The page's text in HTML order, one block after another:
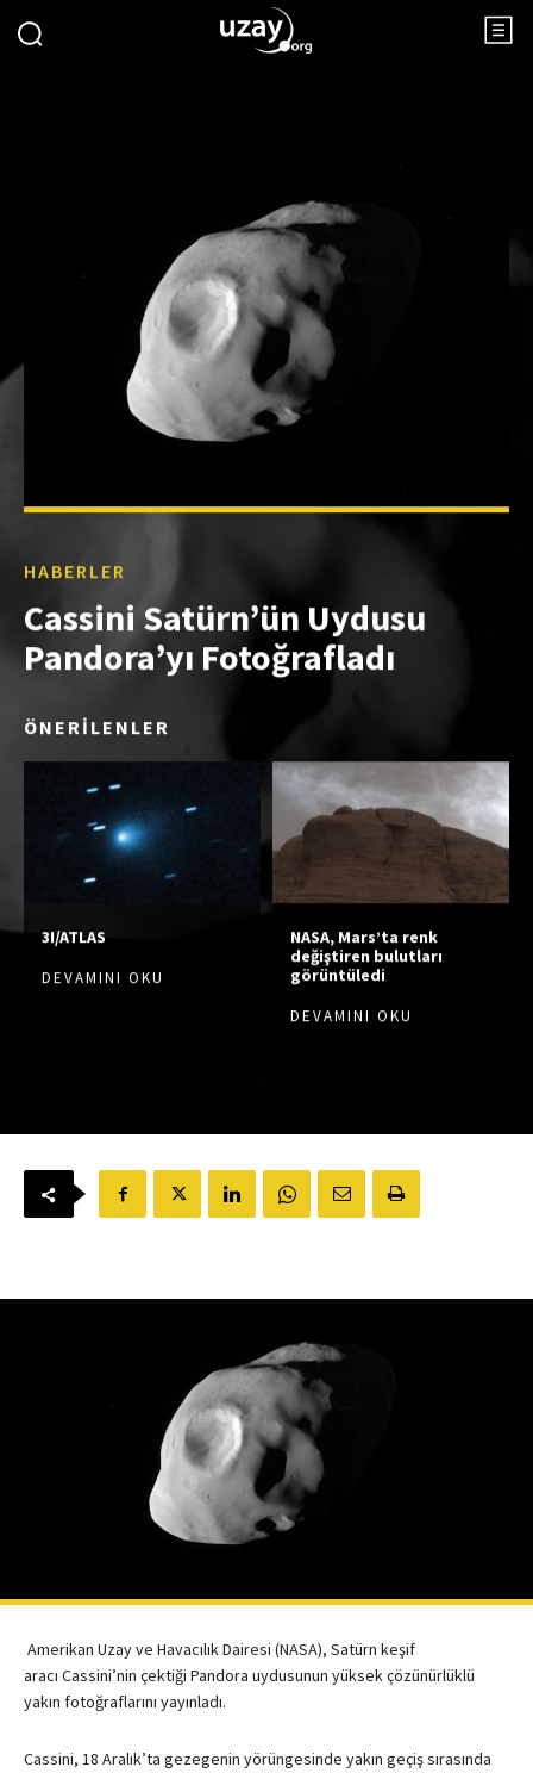
HABERLER
Cassini Satürn’ün Uydusu
Pandora’yı Fotoğrafladı
ÖNERİLENLER
3I/ATLAS
DEVAMINI OKU
NASA, Mars’ta renk
değiştiren bulutları
görüntüledi
DEVAMINI OKU
Amerikan Uzay ve Havacılık Dairesi (NASA), Satürn keşif
aracı Cassini’nin çektiği Pandora uydusunun yüksek çözünürlüklü
yakın fotoğraflarını yayınladı.
Cassini, 18 Aralık’ta gezegenin yörüngesinde yakın geçiş sırasında